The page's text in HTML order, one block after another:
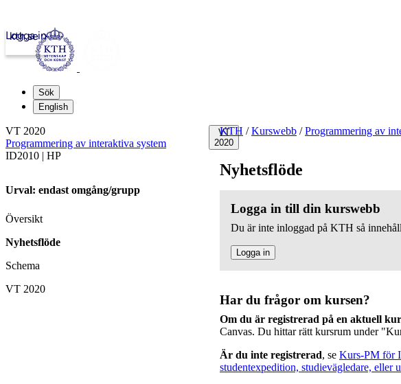
kth.se
Logga in
Sök
English
VT
2020
KTH / Kurswebb / Programmering av
Nyhetsflöde
Logga in till din kurswebb
Du är inte inloggad på KTH så
Logga in
Har du frågor om kursen?
Om du är registrerad på en aktuell
Canvas. Du hittar rätt kursrum under
Är du inte registrerad, se Kurs-PM för
studentexpedition, studievägledare, eller
VT 2020
Programmering av interaktiva system
ID2010 | HP
Urval: endast omgång/grupp
Översikt
Nyhetsflöde
Schema
VT 2020